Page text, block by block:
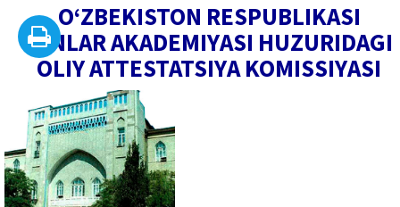
O‘ZBEKISTON RESPUBLIKASI
FANLAR AKADEMIYASI HUZURIDAGI
OLIY ATTESTATSIYA KOMISSIYASI